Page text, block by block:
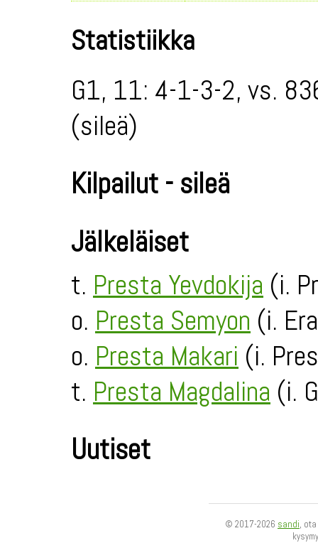
Statistiikka
G1, 11: 4-1-3-2, vs.
(sileä)
Kilpailut - sileä
Jälkeläiset
t. Presta Yevdokija (i.
o. Presta Semyon (i.
o. Presta Makari (i.
t. Presta Magdalina (i.
Uutiset
© 2017-2026 sandi,